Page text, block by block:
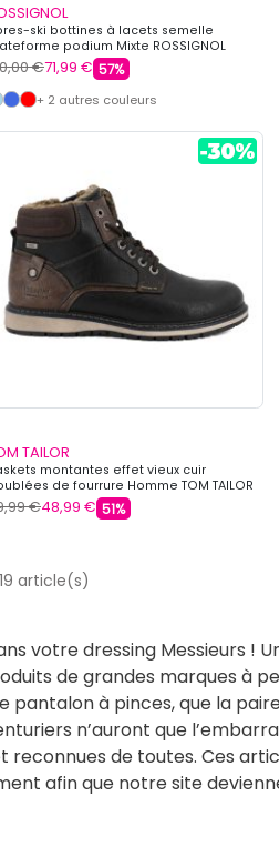
ski bottines à lacets semelle
podium Mixte ROSSIGNOL
€71,99 € 57%
+ 2 autres couleurs
TAILOR
montantes effet vieux cuir
de fourrure Homme TOM TAILOR
€48,99 € 51%
article(s)
votre dressing Messieurs !
de grandes marques à
pantalon à pinces, que la
n’auront que
de toutes. Ces
afin que notre site